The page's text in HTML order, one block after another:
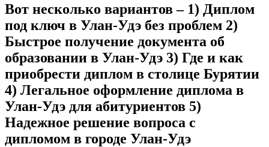
Вот несколько вариантов – 1) Диплом
под ключ в Улан-Удэ без проблем 2)
Быстрое получение документа об
образовании в Улан-Удэ 3) Где и как
приобрести диплом в столице Бурятии
4) Легальное оформление диплома в
Улан-Удэ для абитуриентов 5)
Надежное решение вопроса с
дипломом в городе Улан-Удэ